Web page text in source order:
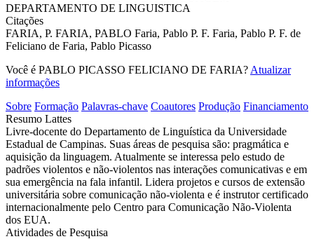
DEPARTAMENTO DE LINGUISTICA
Citações
FARIA, P. FARIA, PABLO Faria, Pablo P. F. Faria, Pablo P. F. de
Feliciano de Faria, Pablo Picasso
Você é PABLO PICASSO FELICIANO DE FARIA? Atualizar
informações
Sobre Formação Palavras-chave Coautores Produção Financiamento
Resumo Lattes
Livre-docente do Departamento de Linguística da Universidade
Estadual de Campinas. Suas áreas de pesquisa são: pragmática e
aquisição da linguagem. Atualmente se interessa pelo estudo de
padrões violentos e não-violentos nas interações comunicativas e em
sua emergência na fala infantil. Lidera projetos e cursos de extensão
universitária sobre comunicação não-violenta e é instrutor certificado
internacionalmente pelo Centro para Comunicação Não-Violenta
dos EUA.
Atividades de Pesquisa